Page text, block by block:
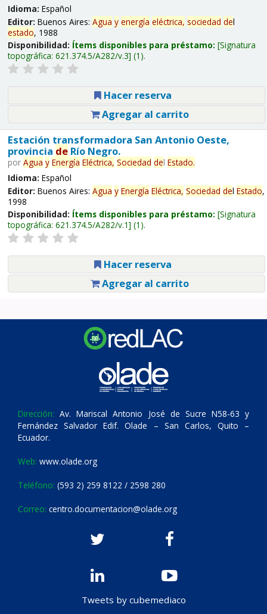
Idioma: Español
Editor: Buenos Aires: Agua y energía eléctrica, sociedad del
estado, 1988
Disponibilidad: Ítems disponibles para préstamo: Signatura
topográfica: 621.374.5/A282/v.3 (1).
Hacer reserva
Agregar al carrito
Estación transformadora San Antonio Oeste,
provincia deRío Negro.
por Agua y Energía Eléctrica, Sociedad del Estado.
Idioma: Español
Editor: Buenos Aires: Agua y Energía Eléctrica, Sociedad del Estado,
1998
Disponibilidad: Ítems disponibles para préstamo: Signatura
topográfica: 621.374.5/A282/v.1 (1).
Hacer reserva
Agregar al carrito
Dirección: Av. Mariscal Antonio José de Sucre N58-63 y
Fernández Salvador Edif. Olade – San Carlos, Quito –
Ecuador.
Web: www.olade.org
Teléfono: (593 2) 259 8122 / 2598 280
Correo: centro.documentacion@olade.org
Tweets by cubemediaco